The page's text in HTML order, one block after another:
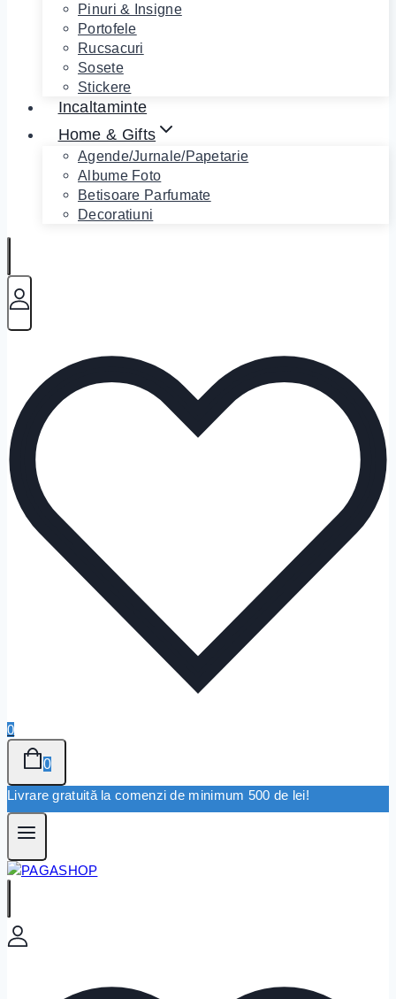
Pinuri & Insigne
Portofele
Rucsacuri
Sosete
Stickere
Incaltaminte
Home & Gifts
Agende/Jurnale/Papetarie
Albume Foto
Betisoare Parfumate
Decoratiuni
0
0
Livrare gratuită la comenzi de minimum 500 de lei!